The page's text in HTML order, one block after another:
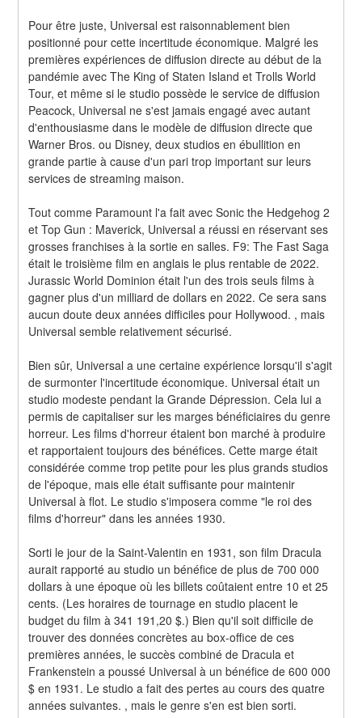
Pour être juste, Universal est raisonnablement bien
positionné pour cette incertitude économique. Malgré les
premières expériences de diffusion directe au début de la
pandémie avec The King of Staten Island et Trolls World
Tour, et même si le studio possède le service de diffusion
Peacock, Universal ne s'est jamais engagé avec autant
d'enthousiasme dans le modèle de diffusion directe que
Warner Bros. ou Disney, deux studios en ébullition en
grande partie à cause d'un pari trop important sur leurs
services de streaming maison.
Tout comme Paramount l'a fait avec Sonic the Hedgehog 2
et Top Gun : Maverick, Universal a réussi en réservant ses
grosses franchises à la sortie en salles. F9: The Fast Saga
était le troisième film en anglais le plus rentable de 2022.
Jurassic World Dominion était l'un des trois seuls films à
gagner plus d'un milliard de dollars en 2022. Ce sera sans
aucun doute deux années difficiles pour Hollywood. , mais
Universal semble relativement sécurisé.
Bien sûr, Universal a une certaine expérience lorsqu'il s'agit
de surmonter l'incertitude économique. Universal était un
studio modeste pendant la Grande Dépression. Cela lui a
permis de capitaliser sur les marges bénéficiaires du genre
horreur. Les films d'horreur étaient bon marché à produire
et rapportaient toujours des bénéfices. Cette marge était
considérée comme trop petite pour les plus grands studios
de l'époque, mais elle était suffisante pour maintenir
Universal à flot. Le studio s'imposera comme "le roi des
films d'horreur" dans les années 1930.
Sorti le jour de la Saint-Valentin en 1931, son film Dracula
aurait rapporté au studio un bénéfice de plus de 700 000
dollars à une époque où les billets coûtaient entre 10 et 25
cents. (Les horaires de tournage en studio placent le
budget du film à 341 191,20 $.) Bien qu'il soit difficile de
trouver des données concrètes au box-office de ces
premières années, le succès combiné de Dracula et
Frankenstein a poussé Universal à un bénéfice de 600 000
$ en 1931. Le studio a fait des pertes au cours des quatre
années suivantes. , mais le genre s'en est bien sorti.